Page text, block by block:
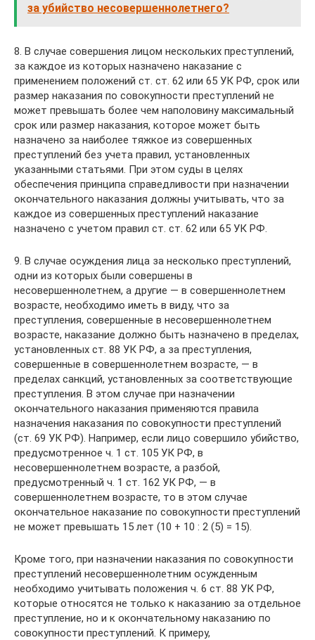
за убийство несовершеннолетнего?
8. В случае совершения лицом нескольких преступлений,
за каждое из которых назначено наказание с
применением положений ст. ст. 62 или 65 УК РФ, срок или
размер наказания по совокупности преступлений не
может превышать более чем наполовину максимальный
срок или размер наказания, которое может быть
назначено за наиболее тяжкое из совершенных
преступлений без учета правил, установленных
указанными статьями. При этом суды в целях
обеспечения принципа справедливости при назначении
окончательного наказания должны учитывать, что за
каждое из совершенных преступлений наказание
назначено с учетом правил ст. ст. 62 или 65 УК РФ.
9. В случае осуждения лица за несколько преступлений,
одни из которых были совершены в
несовершеннолетнем, а другие — в совершеннолетнем
возрасте, необходимо иметь в виду, что за
преступления, совершенные в несовершеннолетнем
возрасте, наказание должно быть назначено в пределах,
установленных ст. 88 УК РФ, а за преступления,
совершенные в совершеннолетнем возрасте, — в
пределах санкций, установленных за соответствующие
преступления. В этом случае при назначении
окончательного наказания применяются правила
назначения наказания по совокупности преступлений
(ст. 69 УК РФ). Например, если лицо совершило убийство,
предусмотренное ч. 1 ст. 105 УК РФ, в
несовершеннолетнем возрасте, а разбой,
предусмотренный ч. 1 ст. 162 УК РФ, — в
совершеннолетнем возрасте, то в этом случае
окончательное наказание по совокупности преступлений
не может превышать 15 лет (10 + 10 : 2 (5) = 15).
Кроме того, при назначении наказания по совокупности
преступлений несовершеннолетним осужденным
необходимо учитывать положения ч. 6 ст. 88 УК РФ,
которые относятся не только к наказанию за отдельное
преступление, но и к окончательному наказанию по
совокупности преступлений. К примеру,